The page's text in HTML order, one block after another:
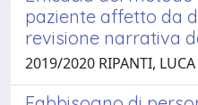
paziente affetto da
revisione narrativa
2019/2020 RIPANTI, LUCA